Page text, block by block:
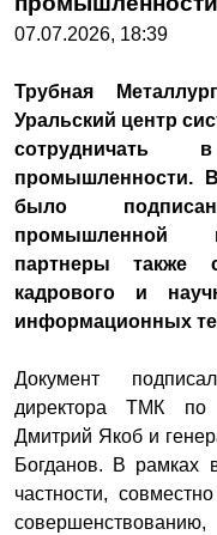
07.07.2026, 18:39
Трубная
Уральский центр
сотрудничать
промышленности.
было
промышленной
партнеры также
кадрового и
информационных
Документ
директора ТМК по
Дмитрий Якоб и
Богданов. В рамках
частности,